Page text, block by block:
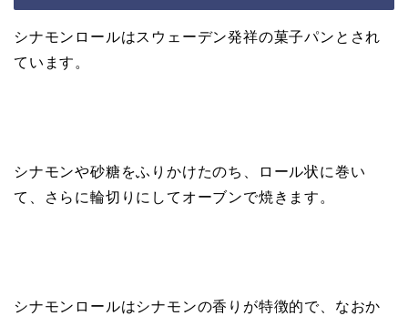
シナモンロールはスウェーデン発祥の菓子パンとされ
ています。
シナモンや砂糖をふりかけたのち、ロール状に巻い
て、さらに輪切りにしてオーブンで焼きます。
シナモンロールはシナモンの香りが特徴的で、なおか